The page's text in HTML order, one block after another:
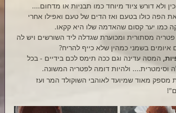
ולא דורש ציוד מיוחד כמו תבניות או מדחום....
הפה כולו בטעם ואז הדים של טעם ואפילו אחרי
כמו יער קסום שהאדמה שלו היא קקאו.
מסתורית ומכוערת שגדלה ליד השורשים ויש לה
בשמני כמהין שלא כייף להריח?
המסה עדינה וגם ככה תימס לכם בידיים - בכל
ולהיות דומה לפטריה המשונה.
מאוד שמיועד לאוהבי השוקולד המר ועז